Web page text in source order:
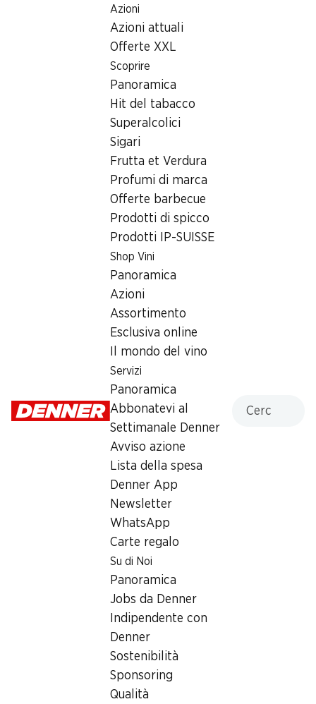
Azioni
Azioni attuali
Offerte XXL
Scoprire
Panoramica
Hit del tabacco
Superalcolici
Sigari
Frutta et Verdura
Profumi di marca
Offerte barbecue
Prodotti di spicco
Prodotti IP-SUISSE
Shop Vini
Panoramica
Azioni
Assortimento
Esclusiva online
Il mondo del vino
Servizi
Panoramica
Abbonatevi al
Settimanale Denner
Avviso azione
Lista della spesa
Denner App
Newsletter
WhatsApp
Carte regalo
Su di Noi
Panoramica
Jobs da Denner
Indipendente con
Denner
Sostenibilità
Sponsoring
Qualità
Ricerca di filiale
Filiale Denner Bahnhofplatz 8a, 8152 Glattbrugg
8152 Glattbrugg
Bahnhofplatz 8a, 8152 Glattbrugg
Orari di apertura
07:00 - 20:00
Prelievo di contanti con Post-Card / M-